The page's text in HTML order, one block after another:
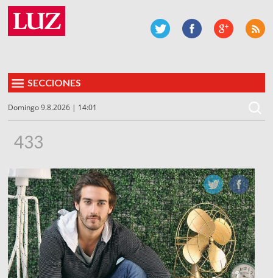
SECCIONES
Domingo 9.8.2026 | 14:01
433